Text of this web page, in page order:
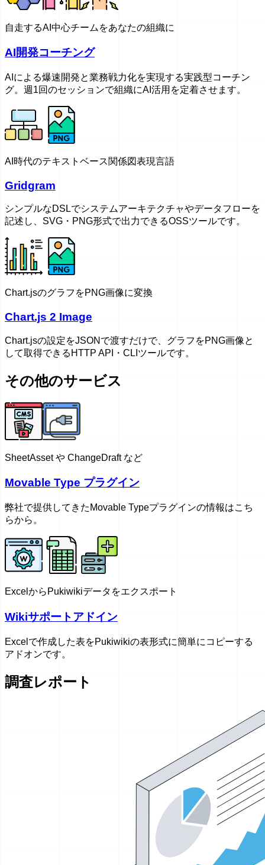
自走するAI中心チームをあなたの組織に
AI開発コーチング
AIによる爆速開発と業務戦力化を実現する実践型コーチン
グ。週1回のセッションで組織にAI活用を定着させます。
AI時代のテキストベース関係図表現言語
Gridgram
シンプルなDSLでシステムアーキテクチャやデータフローを
記述し、SVG・PNG形式で出力できるOSSツールです。
Chart.jsのグラフをPNG画像に変換
Chart.js 2 Image
Chart.jsの設定をJSONで渡すだけで、グラフをPNG画像と
して取得できるHTTP API・CLIツールです。
その他のサービス
SheetAsset や ChangeDraft など
Movable Type プラグイン
弊社で提供してきたMovable Typeプラグインの情報はこち
らから。
ExcelからPukiwikiデータをエクスポート
Wikiサポートアドイン
Excelで作成した表をPukiwikiの表形式に簡単にコピーする
アドオンです。
調査レポート